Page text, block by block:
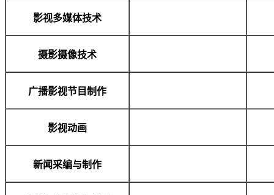
影视多媒体技术
摄影摄像技术
广播影视节目制作
影视动画
新闻采编与制作